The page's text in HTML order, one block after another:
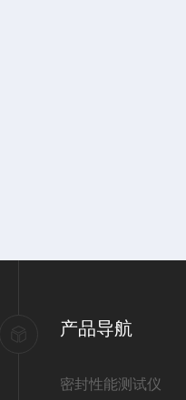
产品导航
密封性能测试仪